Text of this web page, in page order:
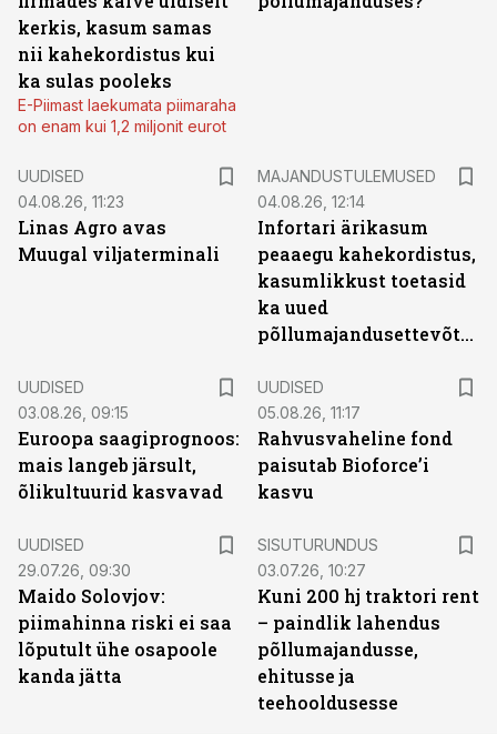
kerkis, kasum samas
nii kahekordistus kui
ka sulas pooleks
E-Piimast laekumata piimaraha
on enam kui 1,2 miljonit eurot
UUDISED
04.08.26, 11:23
Linas Agro avas
Muugal viljaterminali
MAJANDUSTULEMUSED
04.08.26, 12:14
Infortari ärikasum
peaaegu kahekordistus,
kasumlikkust toetasid
ka uued
põllumajandusettevõtted
UUDISED
03.08.26, 09:15
Euroopa saagiprognoos:
mais langeb järsult,
õlikultuurid kasvavad
UUDISED
05.08.26, 11:17
Rahvusvaheline fond
paisutab Bioforce’i
kasvu
UUDISED
29.07.26, 09:30
Maido Solovjov:
piimahinna riski ei saa
lõputult ühe osapoole
kanda jätta
SISUTURUNDUS
03.07.26, 10:27
Kuni 200 hj traktori rent
– paindlik lahendus
põllumajandusse,
ehitusse ja
teehooldusesse